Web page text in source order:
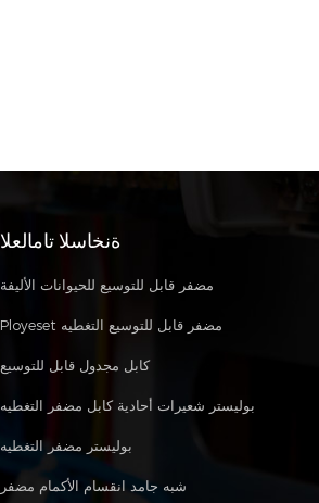
ةنخاسلا تامالعلا
مضفر قابل للتوسيع للحيوانات الأليفة
Ployeset مضفر قابل للتوسيع التغطيه
كابل مجدول قابل للتوسيع
بوليستر شعيرات أحادية كابل مضفر التغطيه
بوليستر مضفر التغطيه
شبه جامد انقسام الأكمام مضفر